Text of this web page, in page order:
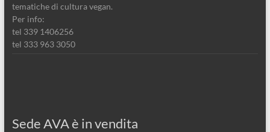
tematiche di cultura vegan.
Per info:
tel 339 1406256
tel 333 963 3050
Sede AVA è in vendita